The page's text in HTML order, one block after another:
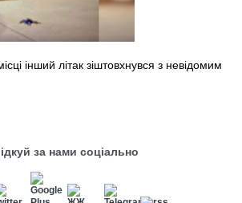
інший літак зіштовхнувся з невідомим
за нами соціально